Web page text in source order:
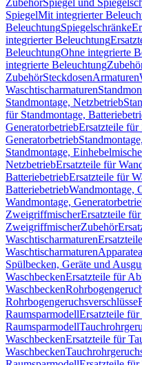
ZubehörSpiegel und
SpiegelMit integrierter
BeleuchtungSpiegelschränke
integrierter Beleuchtung
BeleuchtungOhne integrierte
integrierte Beleuchtung
ZubehörSteckdosenArmaturen
Waschtischarmaturen
Standmontage, Netzbetrieb
für Standmontage,
GeneratorbetriebErsatzteile für
Generatorbetrieb
Standmontage,
NetzbetriebErsatzteile für
BatteriebetriebErsatzteile für
BatteriebetriebWandmontage,
Wandmontage,
ZweigriffmischerErsatzteile
ZweigriffmischerZubehör
Waschtischarmaturen
Waschtischarmaturen
Spülbecken, Geräte und
WaschbeckenErsatzteile für
Waschbecken
Rohrbogengeruchsverschlüsse
RaumsparmodellErsatzteile für
Raumsparmodell
WaschbeckenErsatzteile für
Waschbecken